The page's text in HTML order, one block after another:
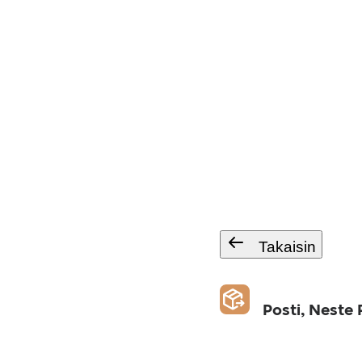
Takaisin
Posti, Neste